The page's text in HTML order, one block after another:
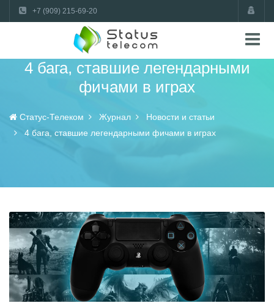
+7 (909) 215-69-20
4 бага, ставшие легендарными
фичами в играх
Статус-Телеком Журнал
Новости и статьи
4 бага, ставшие легендарными фичами в играх